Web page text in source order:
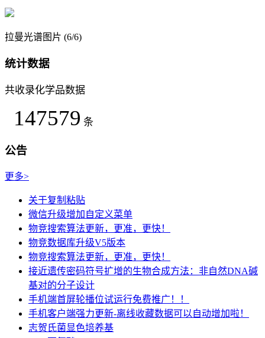
拉曼光谱图片 (6/6)
统计数据
共收录化学品数据
147579 条
公告
更多>
关于复制粘贴
微信升级增加自定义菜单
物竞搜索算法更新，更准，更快！
物竞数据库升级V5版本
物竞搜索算法更新，更准，更快！
接近遗传密码符号扩增的生物合成方法：非自然DNA碱
基对的分子设计
手机端首屏轮播位试运行免费推广！！
手机客户端强力更新-离线收藏数据可以自动增加啦！
志贺氏菌显色培养基